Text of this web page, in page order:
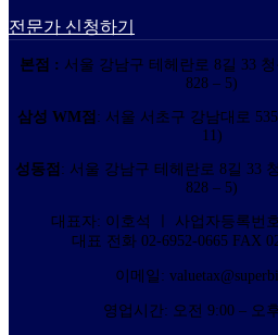
전문가 신청하기
본점 : 서울 강남구 테헤란로 8길 33
828 – 5)
삼성 WM점 : 서울 서초구 강남대로
11)
성동점 : 서울 강남구 테헤란로 8길 33
828 – 5)
대표자: 이호석 ㅣ 사업자등록번
대표 전화 02-6952-0665 FAX
이메일:
영업시간: 오전 9:00 – 오